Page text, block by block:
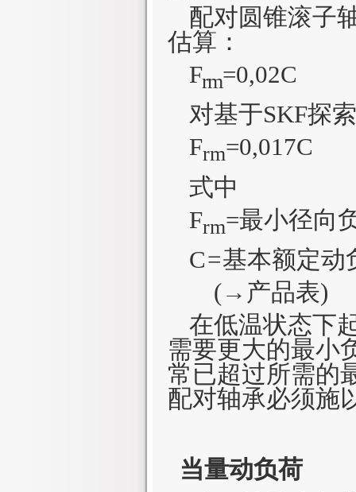
配对圆锥滚子
估算：
Frm=0,02C
对基于SKF探
Frm=0,017C
式中
Frm=最小径向
C=基本额定动
(→产品表)
在低温状态下
需要更大的最小
常已超过所需的
配对轴承必须施
当量动负荷